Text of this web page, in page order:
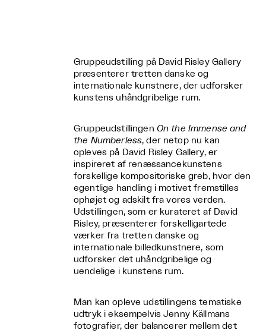
Gruppeudstilling på David Risley Gallery
præsenterer tretten danske og
internationale kunstnere, der udforsker
kunstens uhåndgribelige rum.
Gruppeudstillingen On the Immense and
the Numberless, der netop nu kan
opleves på David Risley Gallery, er
inspireret af renæssancekunstens
forskellige kompositoriske greb, hvor den
egentlige handling i motivet fremstilles
ophøjet og adskilt fra vores verden.
Udstillingen, som er kurateret af David
Risley, præsenterer forskelligartede
værker fra tretten danske og
internationale billedkunstnere, som
udforsker det uhåndgribelige og
uendelige i kunstens rum.
Man kan opleve udstillingens tematiske
udtryk i eksempelvis Jenny Källmans
fotografier, der balancerer mellem det